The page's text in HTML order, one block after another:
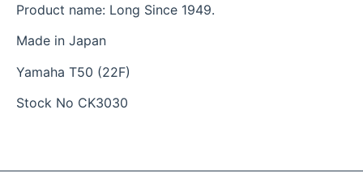
Product name: Long Since 1949.
Made in Japan
Yamaha T50 (22F)
Stock No CK3030